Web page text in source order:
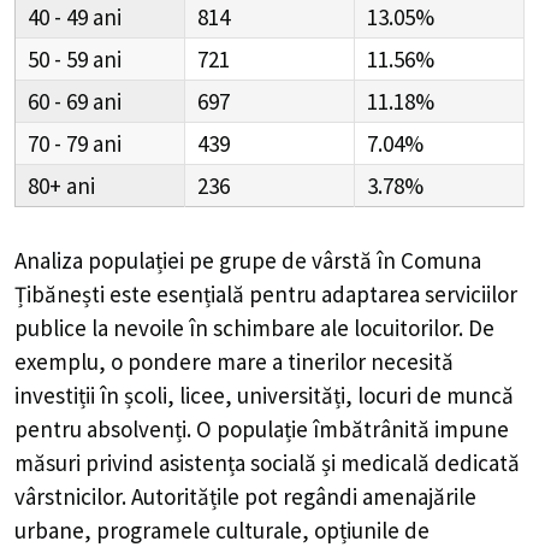
40 - 49
814
13.05%
50 - 59
721
11.56%
60 - 69
697
11.18%
70 - 79
439
7.04%
80+
236 3.78%
Analiza populației pe grupe de vârstă în Comuna
Țibănești este esențială pentru adaptarea serviciilor
publice la nevoile în schimbare ale locuitorilor. De
exemplu, o pondere mare a tinerilor necesită
investiții în școli, licee, universități, locuri de muncă
pentru absolvenți. O populație îmbătrânită impune
măsuri privind asistența socială și medicală dedicată
vârstnicilor. Autoritățile pot regândi amenajările
urbane, programele culturale, opțiunile de